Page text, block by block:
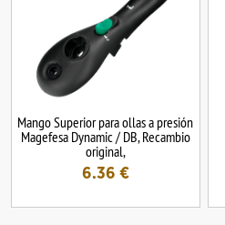
Mango Superior para ollas a presión
Magefesa Dynamic / DB, Recambio
original,
6.36 €